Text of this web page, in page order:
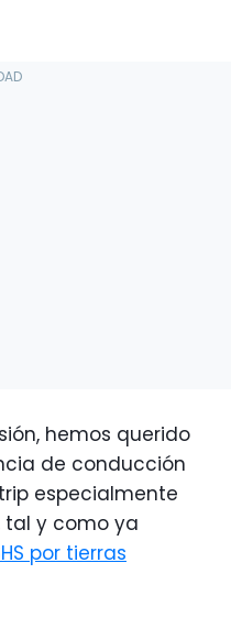
hemos querido
de conducción
especialmente
tal y como ya
por tierras